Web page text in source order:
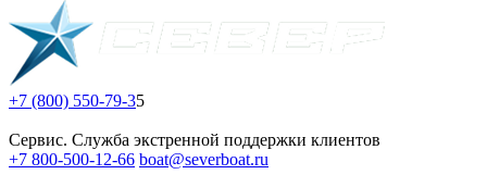
+7 (800) 550-79-35
Сервис. Служба экстренной поддержки клиентов
+7 800-500-12-66 boat@severboat.ru